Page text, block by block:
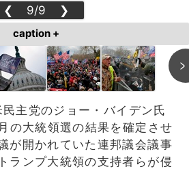
❮ 9/9 ❯
caption +
民主党のジョー・バイデン氏
の大統領選の結果を確定させ
が開かれていた連邦議会議事
ランプ大統領の支持者らが侵